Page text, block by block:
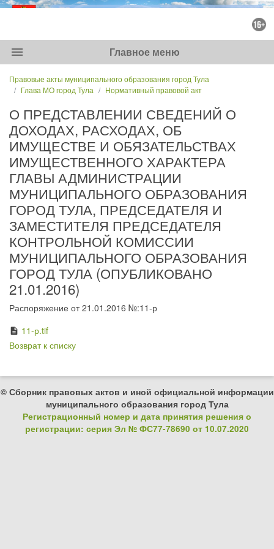
menu Главное меню
Правовые акты муниципального образования город Тула
Глава МО город Тула
Нормативный правовой акт
О ПРЕДСТАВЛЕНИИ СВЕДЕНИЙ О
ДОХОДАХ, РАСХОДАХ, ОБ
ИМУЩЕСТВЕ И ОБЯЗАТЕЛЬСТВАХ
ИМУЩЕСТВЕННОГО ХАРАКТЕРА
ГЛАВЫ АДМИНИСТРАЦИИ
МУНИЦИПАЛЬНОГО ОБРАЗОВАНИЯ
ГОРОД ТУЛА, ПРЕДСЕДАТЕЛЯ И
ЗАМЕСТИТЕЛЯ ПРЕДСЕДАТЕЛЯ
КОНТРОЛЬНОЙ КОМИССИИ
МУНИЦИПАЛЬНОГО ОБРАЗОВАНИЯ
ГОРОД ТУЛА (ОПУБЛИКОВАНО
21.01.2016)
Распоряжение от 21.01.2016 №:11-р
description 11-р.tif
Возврат к списку
© Сборник правовых актов и иной официальной информации
муниципального образования город Тула
Регистрационный номер и дата принятия решения о
регистрации: серия Эл № ФС77-78690 от 10.07.2020